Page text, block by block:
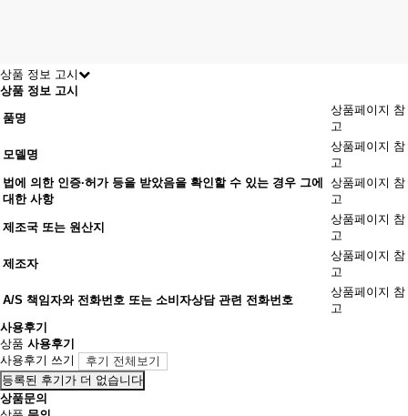
상품 정보 고시
상품 정보 고시
품명
상품페이지 참
고
모델명
상품페이지 참
고
법에 의한 인증·허가 등을 받았음을 확인할 수 있는 경우 그에
대한 사항
상품페이지 참
고
제조국 또는 원산지
상품페이지 참
고
제조자
상품페이지 참
고
A/S 책임자와 전화번호 또는 소비자상담 관련 전화번호
상품페이지 참
고
사용후기
상품 사용후기
사용후기 쓰기
후기 전체보기
등록된 후기가 더 없습니다
상품문의